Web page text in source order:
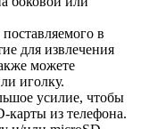
в
для извлечения
можете
иголку.
усилие, чтобы
карты из телефона.